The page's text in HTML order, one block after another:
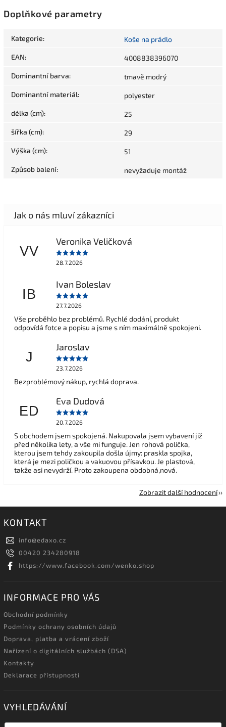
Doplňkové parametry
Kategorie: Koše na prádlo
EAN: 4008838396070
Dominantní barva: tmavě modrý
Dominantní materiál: polyester
délka (cm): 25
šířka (cm): 29
Výška (cm): 51
Způsob balení: nevyžaduje montáž
VV
Veronika Veličková
28.7.2026
IB
Ivan Boleslav
27.7.2026
Vše proběhlo bez problémů. Rychlé dodání, produkt
odpovídá fotce a popisu a jsme s ním maximálně spokojeni.
J
Jaroslav
23.7.2026
Bezproblémový nákup, rychlá doprava.
ED
Eva Dudová
20.7.2026
S obchodem jsem spokojená. Nakupovala jsem vybavení již
před několika lety, a vše mi funguje. Jen rohová polička,
kterou jsem tehdy zakoupila došla újmy: praskla spojka,
která je mezi poličkou a vakuovou přísavkou. Je plastová,
takže asi nevydrží. Proto zakoupena obdobná,nová.
Zobrazit další hodnocení
KONTAKT
info@edaxo.cz
00420 234280918
https://www.facebook.com/wenko.shop
INFORMACE PRO VÁS
Obchodní podmínky
Podmínky ochrany osobních údajů
Doprava, platba a vrácení zboží
Nařízení o digitálních službách (DSA)
Kontakty
Deklarace přístupnosti
VYHLEDÁVÁNÍ